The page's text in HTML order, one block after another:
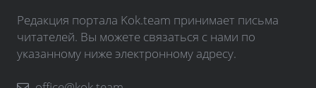
Редакция портала Kok.team принимает письма
читателей. Вы можете связаться с нами по
указанному ниже электронному адресу.